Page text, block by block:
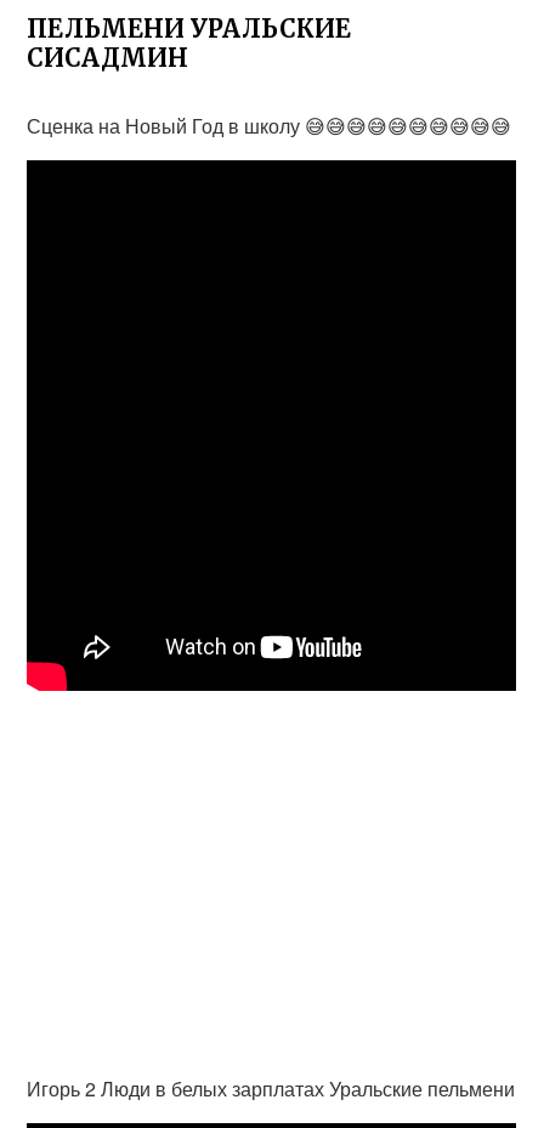
ПЕЛЬМЕНИ УРАЛЬСКИЕ
СИСАДМИН
Сценка на Новый Год в школу 😅😅😅😅😅😅😅😅😅😅
Игорь 2 Люди в белых зарплатах Уральские пельмени